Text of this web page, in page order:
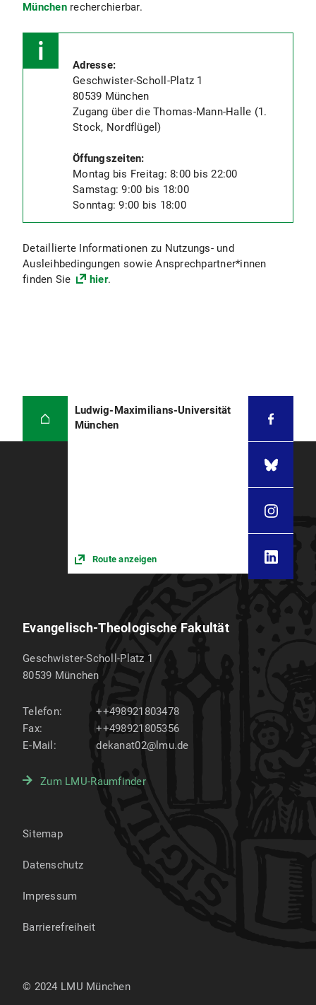
Münchenrecherchierbar.
Adresse:
Geschwister-Scholl-Platz 1
80539 München
Zugang über die Thomas-Mann-Halle (1.
Stock, Nordflügel)
Öffungszeiten:
Montag bis Freitag: 8:00 bis 22:00
Samstag: 9:00 bis 18:00
Sonntag: 9:00 bis 18:00
Detaillierte Informationen zu Nutzungs- und
Ausleihbedingungen sowie Ansprechpartner*innen
finden Sie
hier.
Ludwig-Maximilians-Universität
München
Route anzeigen
Evangelisch-Theologische Fakultät
Geschwister-Scholl-Platz 1
80539 München
Telefon:
++498921803478
Fax:
++498921805356
E-Mail:
dekanat02@lmu.de
Zum LMU-Raumfinder
Sitemap
Datenschutz
Impressum
Barrierefreiheit
© 2024 LMU München